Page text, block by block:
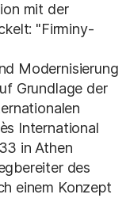
mit der
"Firminy-
Modernisierung
Grundlage der
International
in Athen
des
einem Konzept